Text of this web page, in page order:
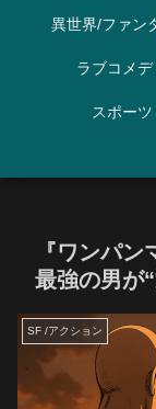
異世界/ファン
ラブコメデ
スポーツ
『ワンパン
最強の男が
SF /アクション